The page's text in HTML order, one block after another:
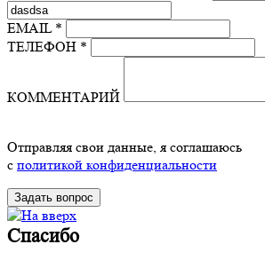
EMAIL *
ТЕЛЕФОН *
КОММЕНТАРИЙ
Отправляя свои данные, я соглашаюсь
с политикой конфиденциальности
Спасибо